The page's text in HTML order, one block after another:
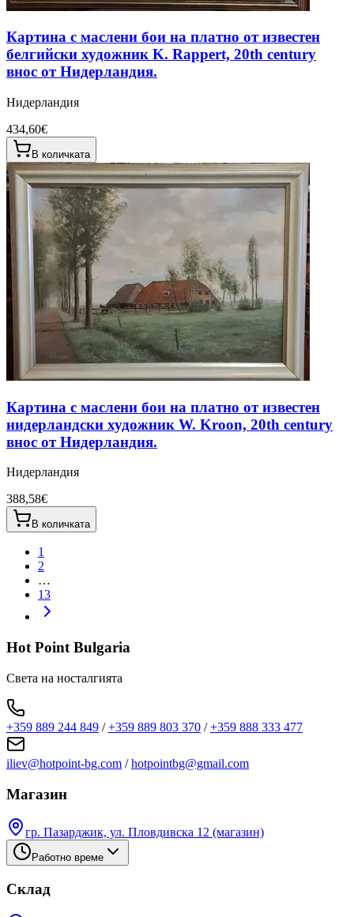
Картина с маслени бои на платно от известен
белгийски художник K. Rappert, 20th century
внос от Нидерландия.
Нидерландия
434,60€
В количката
Картина с маслени бои на платно от известен
нидерландски художник W. Kroon, 20th century
внос от Нидерландия.
Нидерландия
388,58€
В количката
1
2
…
13
Hot Point Bulgaria
Света на носталгията
+359 889 244 849 /+359 889 803 370 /+359 888 333 477
iliev@hotpoint-bg.com /hotpointbg@gmail.com
Магазин
гр. Пазарджик, ул. Пловдивска 12 (магазин)
Работно време
Склад